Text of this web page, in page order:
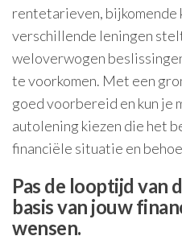
rentetarieven, bijkomende
verschillende leningen
weloverwogen
te voorkomen. Met een
goed voorbereid en kun je
autolening kiezen die het
financiële situatie en
Pas de looptijd van
basis van jouw
wensen.